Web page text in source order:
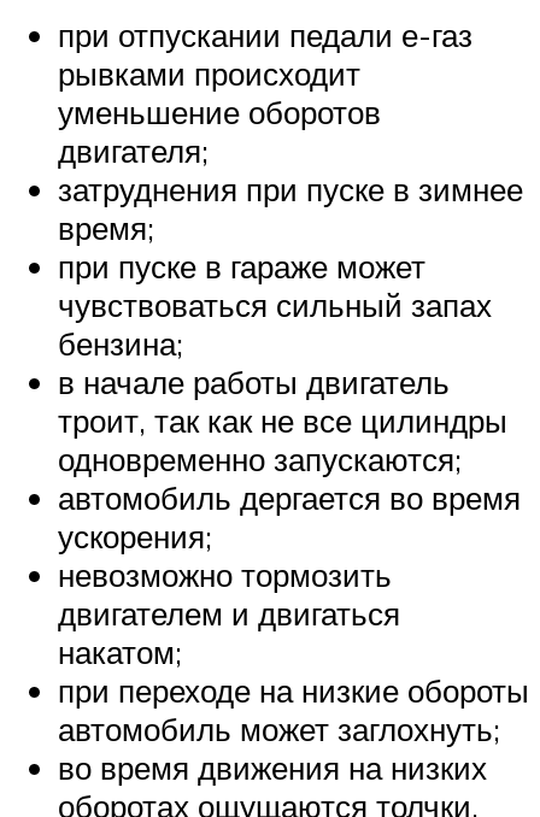
при отпускании педали е-газ
рывками происходит
уменьшение оборотов
двигателя;
затруднения при пуске в зимнее
время;
при пуске в гараже может
чувствоваться сильный запах
бензина;
в начале работы двигатель
троит, так как не все цилиндры
одновременно запускаются;
автомобиль дергается во время
ускорения;
невозможно тормозить
двигателем и двигаться
накатом;
при переходе на низкие обороты
автомобиль может заглохнуть;
во время движения на низких
оборотах ощущаются толчки.